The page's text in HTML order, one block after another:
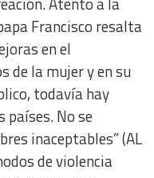
Francisco resalta
en el
de la mujer y en su
todavía hay
países. No se
inaceptables” (AL
de violencia